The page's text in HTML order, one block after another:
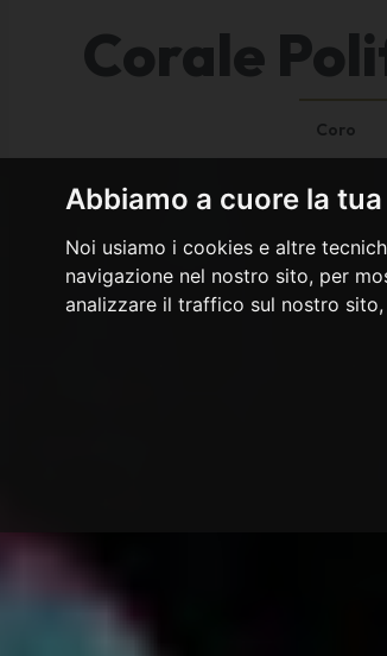
Abbiamo a cuore la
Noi usiamo i cookies e altre
navigazione nel nostro sito, per
analizzare il traffico sul nostro
Corale
Coro